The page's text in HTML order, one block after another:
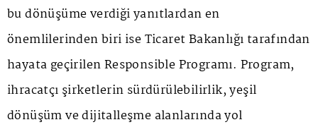
bu dönüşüme verdiği yanıtlardan en
önemlilerinden biri ise Ticaret Bakanlığı tarafından
hayata geçirilen Responsible Programı. Program,
ihracatçı şirketlerin sürdürülebilirlik, yeşil
dönüşüm ve dijitalleşme alanlarında yol